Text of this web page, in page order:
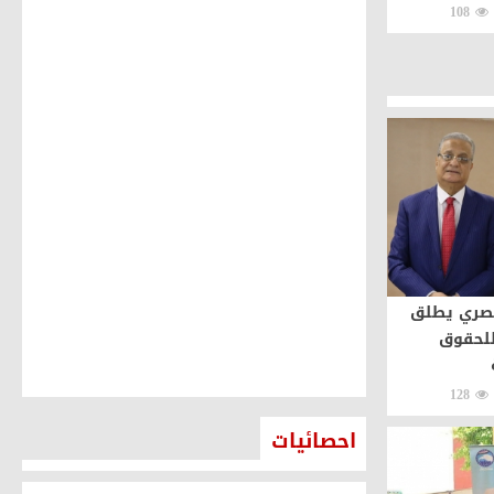
Behind the
108
يطلق
128
احصائيات